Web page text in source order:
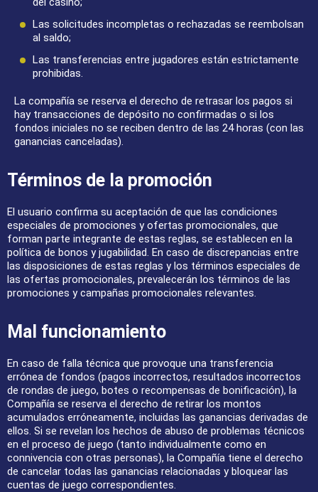
Las solicitudes incompletas o rechazadas se reembolsan
al saldo;
Las transferencias entre jugadores están estrictamente
prohibidas.
La compañía se reserva el derecho de retrasar los pagos si
hay transacciones de depósito no confirmadas o si los
fondos iniciales no se reciben dentro de las 24 horas (con las
ganancias canceladas).
Términos de la promoción
El usuario confirma su aceptación de que las condiciones
especiales de promociones y ofertas promocionales, que
forman parte integrante de estas reglas, se establecen en la
política de bonos y jugabilidad. En caso de discrepancias entre
las disposiciones de estas reglas y los términos especiales de
las ofertas promocionales, prevalecerán los términos de las
promociones y campañas promocionales relevantes.
Mal funcionamiento
En caso de falla técnica que provoque una transferencia
errónea de fondos (pagos incorrectos, resultados incorrectos
de rondas de juego, botes o recompensas de bonificación), la
Compañía se reserva el derecho de retirar los montos
acumulados erróneamente, incluidas las ganancias derivadas de
ellos. Si se revelan los hechos de abuso de problemas técnicos
en el proceso de juego (tanto individualmente como en
connivencia con otras personas), la Compañía tiene el derecho
de cancelar todas las ganancias relacionadas y bloquear las
cuentas de juego correspondientes.